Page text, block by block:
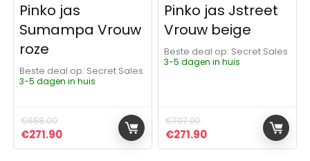
Pinko jas
Sumampa Vrouw
roze
Beste deal op:
Secret Sales
3-5 dagen in huis
€658.00
Oorspronkelijke prijs was: €658.00.
€271.90Huidige prijs is: €271.90.
Pinko jas Jstreet
Vrouw beige
Beste deal op:
Secret Sales
3-5 dagen in huis
€707.00
Oorspronkelijke prijs was:
€271.90Huidige prijs is: